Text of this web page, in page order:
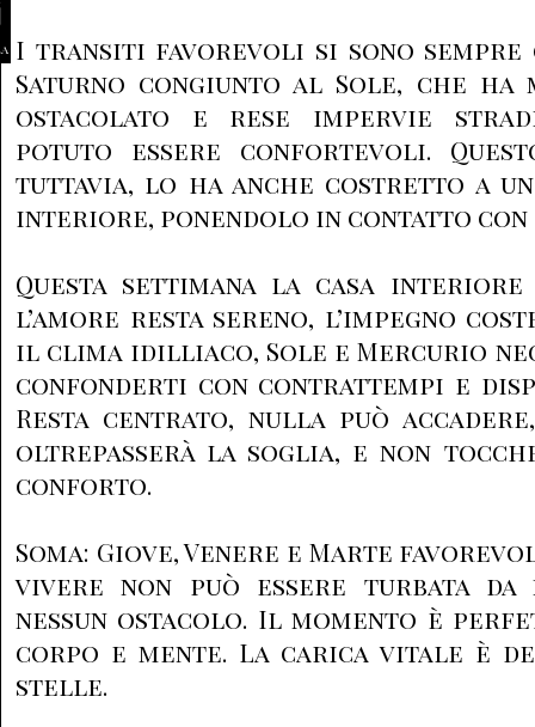
I transiti favorevoli si sono sempre
Saturno congiunto al Sole, che
ostacolato e rese impervie
potuto essere confortevoli.
tuttavia, lo ha anche costretto a
interiore, ponendolo in contatto con
Questa settimana la casa
l’amore resta sereno, l’impegno
il clima idilliaco, Sole e Mercurio
confonderti con contrattempi e
Resta centrato, nulla può
oltrepasserà la soglia, e non
conforto.
Soma: Giove, Venere e Marte
vivere non può essere turbata da
nessun ostacolo. Il momento è
corpo e mente. La carica vitale è
stelle.